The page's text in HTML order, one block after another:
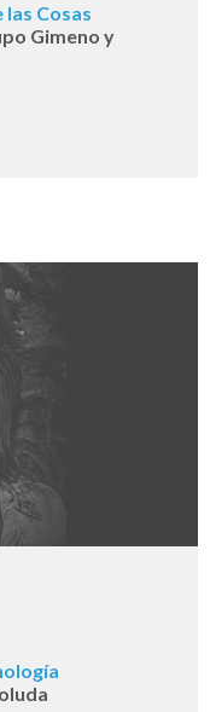
Cosas
Gimeno y